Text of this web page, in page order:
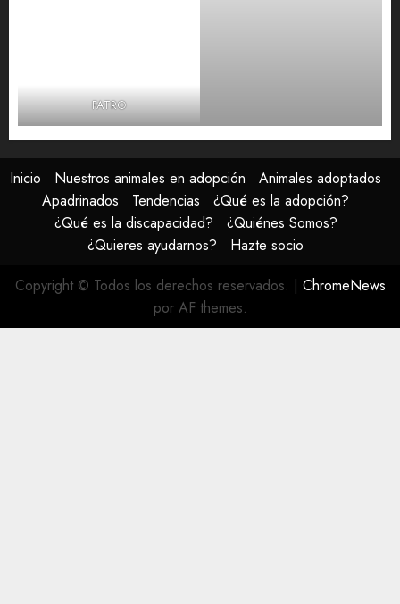
FATRO
Inicio Nuestros animales en adopción
Animales adoptados
Apadrinados
Tendencias
¿Qué es la adopción?
¿Qué es la discapacidad?
¿Quiénes Somos?
¿Quieres ayudarnos?
Hazte socio
Copyright © Todos los derechos reservados. | ChromeNews
por AF themes.